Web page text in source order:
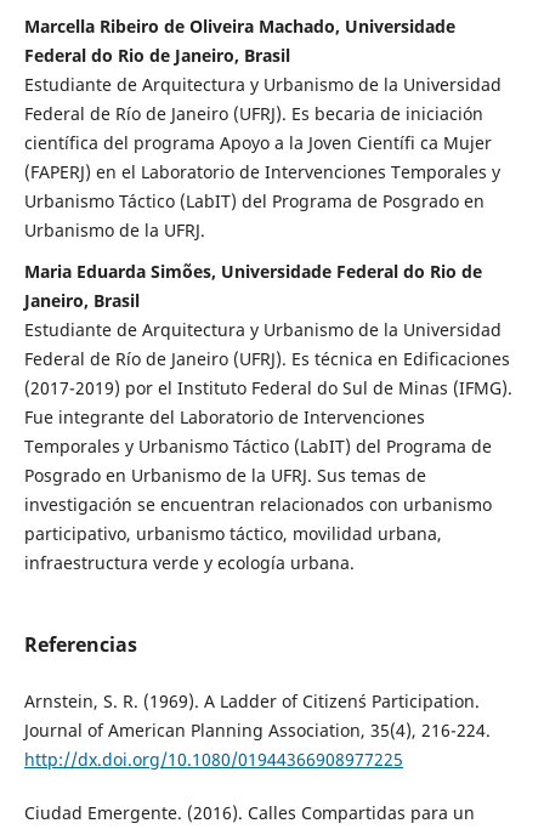
Marcella Ribeiro de Oliveira Machado, Universidade
Federal do Rio de Janeiro, Brasil
Estudiante de Arquitectura y Urbanismo de la Universidad
Federal de Río de Janeiro (UFRJ). Es becaria de iniciación
científica del programa Apoyo a la Joven Científi ca Mujer
(FAPERJ) en el Laboratorio de Intervenciones Temporales y
Urbanismo Táctico (LabIT) del Programa de Posgrado en
Urbanismo de la UFRJ.
Maria Eduarda Simões, Universidade Federal do Rio de
Janeiro, Brasil
Estudiante de Arquitectura y Urbanismo de la Universidad
Federal de Río de Janeiro (UFRJ). Es técnica en Edificaciones
(2017-2019) por el Instituto Federal do Sul de Minas (IFMG).
Fue integrante del Laboratorio de Intervenciones
Temporales y Urbanismo Táctico (LabIT) del Programa de
Posgrado en Urbanismo de la UFRJ. Sus temas de
investigación se encuentran relacionados con urbanismo
participativo, urbanismo táctico, movilidad urbana,
infraestructura verde y ecología urbana.
Referencias
Arnstein, S. R. (1969). A Ladder of Citizen´s Participation.
Journal of American Planning Association, 35(4), 216-224.
http://dx.doi.org/10.1080/01944366908977225
Ciudad Emergente. (2016). Calles Compartidas para un